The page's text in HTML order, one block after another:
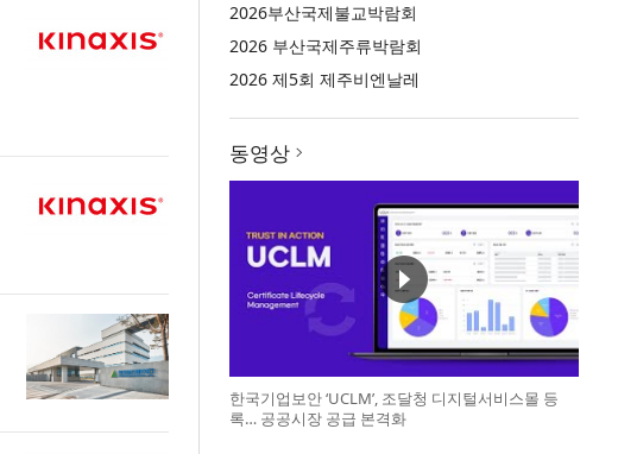
2026부산국제불교박람회
2026 부산국제주류박람회
2026 제5회 제주비엔날레
동영상
한국기업보안 ‘UCLM’, 조달청 디지털서비스몰 등
록… 공공시장 공급 본격화